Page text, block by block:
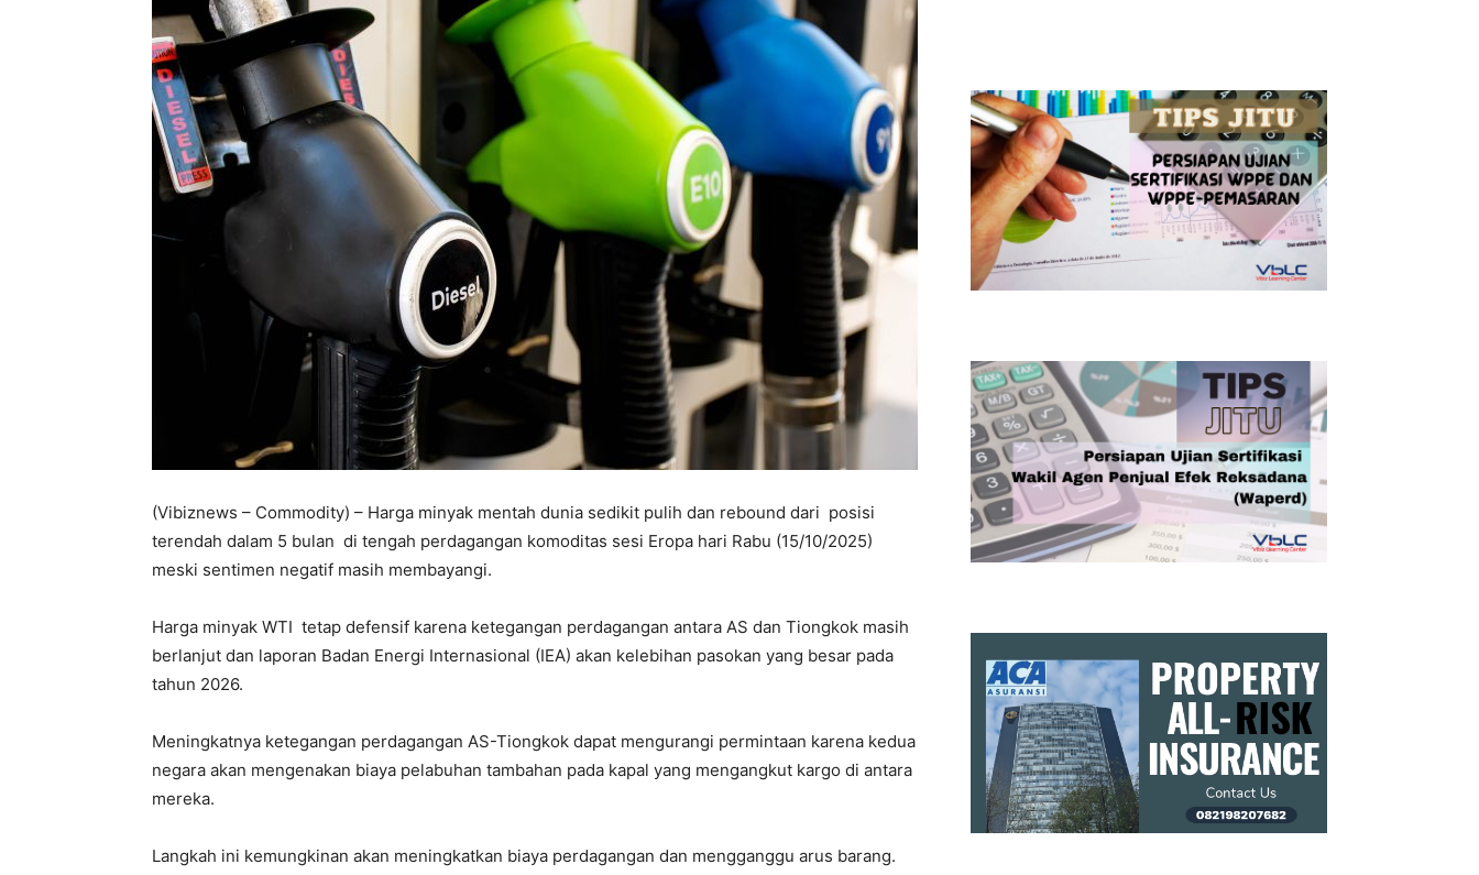
(Vibiznews – Commodity) – Harga minyak mentah dunia sedikit pulih dan rebound dari posisi
terendah dalam 5 bulan di tengah perdagangan komoditas sesi Eropa hari Rabu (15/10/2025)
meski sentimen negatif masih membayangi.
Harga minyak WTI tetap defensif karena ketegangan perdagangan antara AS dan Tiongkok masih
berlanjut dan laporan Badan Energi Internasional (IEA) akan kelebihan pasokan yang besar pada
tahun 2026.
Meningkatnya ketegangan perdagangan AS-Tiongkok dapat mengurangi permintaan karena kedua
negara akan mengenakan biaya pelabuhan tambahan pada kapal yang mengangkut kargo di antara
mereka.
Langkah ini kemungkinan akan meningkatkan biaya perdagangan dan mengganggu arus barang.